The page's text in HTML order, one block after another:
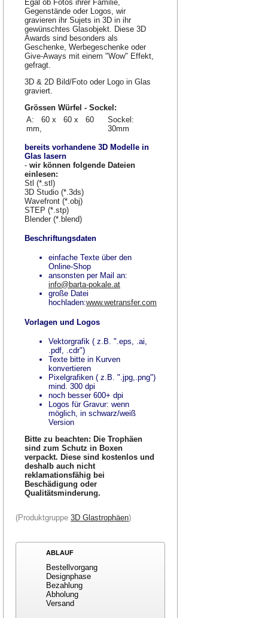
Egal ob Fotos ihrer Familie,
Gegenstände oder Logos, wir
gravieren ihr Sujets in 3D in ihr
gewünschtes Glasobjekt. Diese 3D
Awards sind besonders als
Geschenke, Werbegeschenke oder
Give-Aways mit einem "Wow" Effekt,
gefragt.
3D & 2D Bild/Foto oder Logo in Glas
graviert.
Grössen Würfel - Sockel:
A: 60 x 60 x 60
mm,
Sockel:
30mm
bereits vorhandene 3D Modelle in
Glas lasern
- wir können folgende Dateien
einlesen:
Stl (*.stl)
3D Studio (*.3ds)
Wavefront (*.obj)
STEP (*.stp)
Blender (*.blend)
Beschriftungsdaten
einfache Texte über den
Online-Shop
ansonsten per Mail an:
info@barta-pokale.at
große Datei
hochladen:www.wetransfer.com
Vorlagen und Logos
Vektorgrafik ( z.B. ".eps, .ai,
.pdf, .cdr")
Texte bitte in Kurven
konvertieren
Pixelgrafiken ( z.B. ".jpg,.png")
mind. 300 dpi
noch besser 600+ dpi
Logos für Gravur: wenn
möglich, in schwarz/weiß
Version
Bitte zu beachten: Die Trophäen
sind zum Schutz in Boxen
verpackt. Diese sind kostenlos und
deshalb auch nicht
reklamationsfähig bei
Beschädigung oder
Qualitätsminderung.
(Produktgruppe 3D Glastrophäen)
ABLAUF
Bestellvorgang
Designphase
Bezahlung
Abholung
Versand